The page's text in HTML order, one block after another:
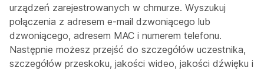
urządzeń zarejestrowanych w chmurze. Wyszukuj
połączenia z adresem e-mail dzwoniącego lub
dzwoniącego, adresem MAC i numerem telefonu.
Następnie możesz przejść do szczegółów uczestnika,
szczegółów przeskoku, jakości wideo, jakości dźwięku i